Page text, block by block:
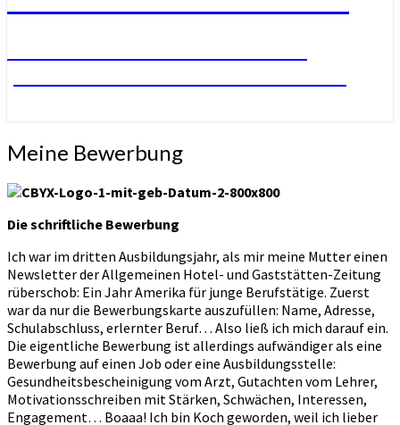
Meine
Bewerbung
Meine Bewerbung
Die schriftliche Bewerbung
Ich war im dritten Ausbildungsjahr, als mir meine Mutter einen
Newsletter der Allgemeinen Hotel- und Gaststätten-Zeitung
rüberschob: Ein Jahr Amerika für junge Berufstätige. Zuerst
war da nur die Bewerbungskarte auszufüllen: Name, Adresse,
Schulabschluss, erlernter Beruf… Also ließ ich mich darauf ein.
Die eigentliche Bewerbung ist allerdings aufwändiger als eine
Bewerbung auf einen Job oder eine Ausbildungsstelle:
Gesundheitsbescheinigung vom Arzt, Gutachten vom Lehrer,
Motivationsschreiben mit Stärken, Schwächen, Interessen,
Engagement… Boaaa! Ich bin Koch geworden, weil ich lieber